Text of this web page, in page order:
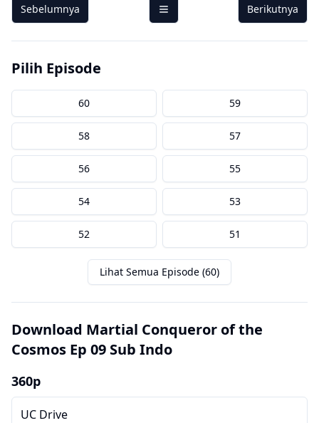
Sebelumnya Berikutnya
Pilih Episode
60 59
58 57
56 55
54 53
52 51
Lihat Semua Episode (60)
Download Martial Conqueror of the
Cosmos Ep 09 Sub Indo
360p
UC Drive